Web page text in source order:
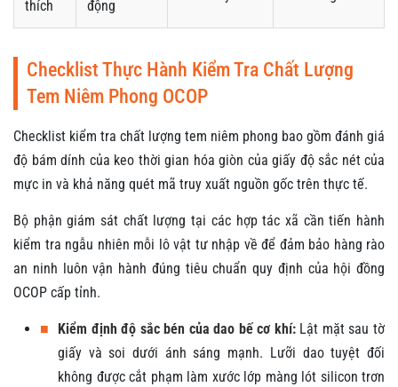
thích
động
Checklist Thực Hành Kiểm Tra Chất Lượng
Tem Niêm Phong OCOP
Checklist kiểm tra chất lượng tem niêm phong bao gồm đánh giá
độ bám dính của keo thời gian hóa giòn của giấy độ sắc nét của
mực in và khả năng quét mã truy xuất nguồn gốc trên thực tế.
Bộ phận giám sát chất lượng tại các hợp tác xã cần tiến hành
kiểm tra ngẫu nhiên mỗi lô vật tư nhập về để đảm bảo hàng rào
an ninh luôn vận hành đúng tiêu chuẩn quy định của hội đồng
OCOP cấp tỉnh.
■ Kiểm định độ sắc bén của dao bế cơ khí:Lật mặt sau tờ
giấy và soi dưới ánh sáng mạnh. Lưỡi dao tuyệt đối
không được cắt phạm làm xước lớp màng lót silicon trơn